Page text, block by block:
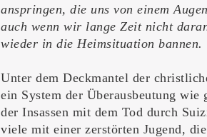
anspringen, die uns von einem
auch wenn wir lange Zeit nicht
wieder in die Heimsituation bannen.
Unter dem Deckmantel der
ein System der Überausbeutung wie
der Insassen mit dem Tod durch
viele mit einer zerstörten Jugend,